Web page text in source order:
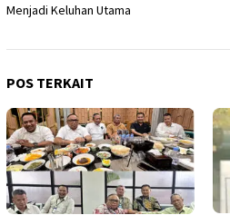
Menjadi Keluhan Utama
POS TERKAIT